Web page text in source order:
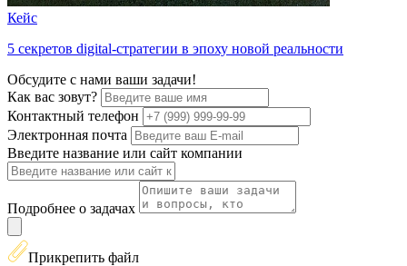
Кейс
5 секретов digital-стратегии в эпоху новой реальности
Обсудите с нами ваши задачи!
Как вас зовут?
Контактный телефон
Электронная почта
Введите название или сайт компании
Подробнее о задачах
Прикрепить файл